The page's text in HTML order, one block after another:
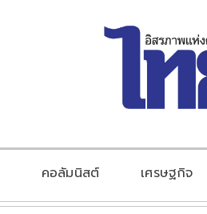
คอลัมนิสต์ เศรษฐกิจ